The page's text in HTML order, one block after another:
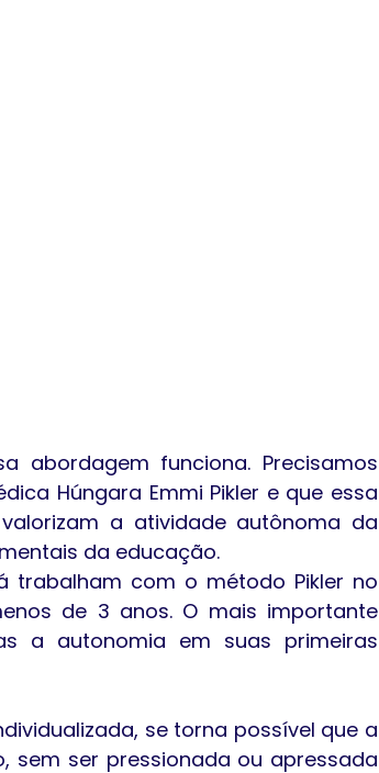
abordagem funciona. Precisamos
Húngara Emmi Pikler e que essa
a atividade autônoma da
da educação.
trabalham com o método Pikler no
de 3 anos. O mais importante
a autonomia em suas primeiras
se torna possível que a
sem ser pressionada ou apressada